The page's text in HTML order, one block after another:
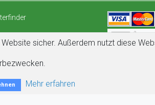
sicher. Außerdem nutzt diese
Mehr erfahren